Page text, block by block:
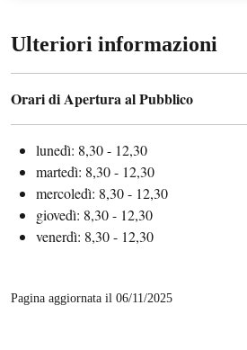
Ulteriori informazioni
Orari di Apertura al Pubblico
lunedì: 8,30 - 12,30
martedì: 8,30 - 12,30
mercoledì: 8,30 - 12,30
giovedì: 8,30 - 12,30
venerdì: 8,30 - 12,30
Pagina aggiornata il 06/11/2025